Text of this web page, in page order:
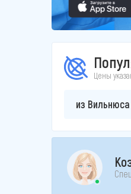
Цены
из Вильнюса